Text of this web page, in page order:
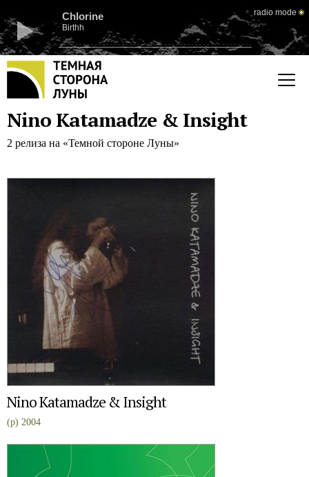
Chlorine
Birthh
radio mode
Nino Katamadze & Insight
2 релиза на «Темной стороне Луны»
Nino Katamadze & Insight
(p) 2004